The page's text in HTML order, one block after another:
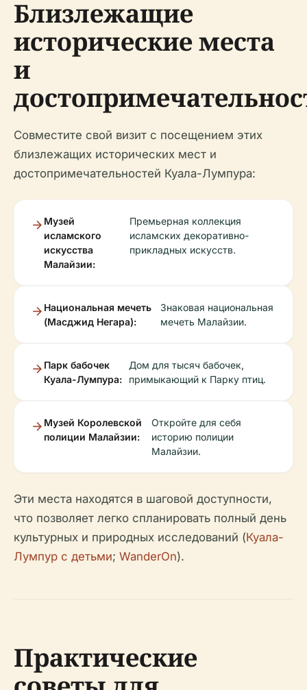
Близлежащие
исторические места
и
Совместите свой визит с посещением этих
близлежащих исторических мест и
достопримечательностей Куала-Лумпура:
Музей
исламского
искусства
Малайзии:
Премьерная коллекция
исламских декоративно-
прикладных искусств.
Национальная мечеть
(Масджид Негара):
Знаковая национальная
мечеть Малайзии.
Парк бабочек
Куала-Лумпура:
Дом для тысяч бабочек,
примыкающий к Парку птиц.
Музей Королевской
полиции Малайзии:
Откройте для себя
историю полиции
Малайзии.
Эти места находятся в шаговой доступности,
что позволяет легко спланировать полный день
культурных и природных исследований (Куала-
Лумпур с детьми; WanderOn).
Практические